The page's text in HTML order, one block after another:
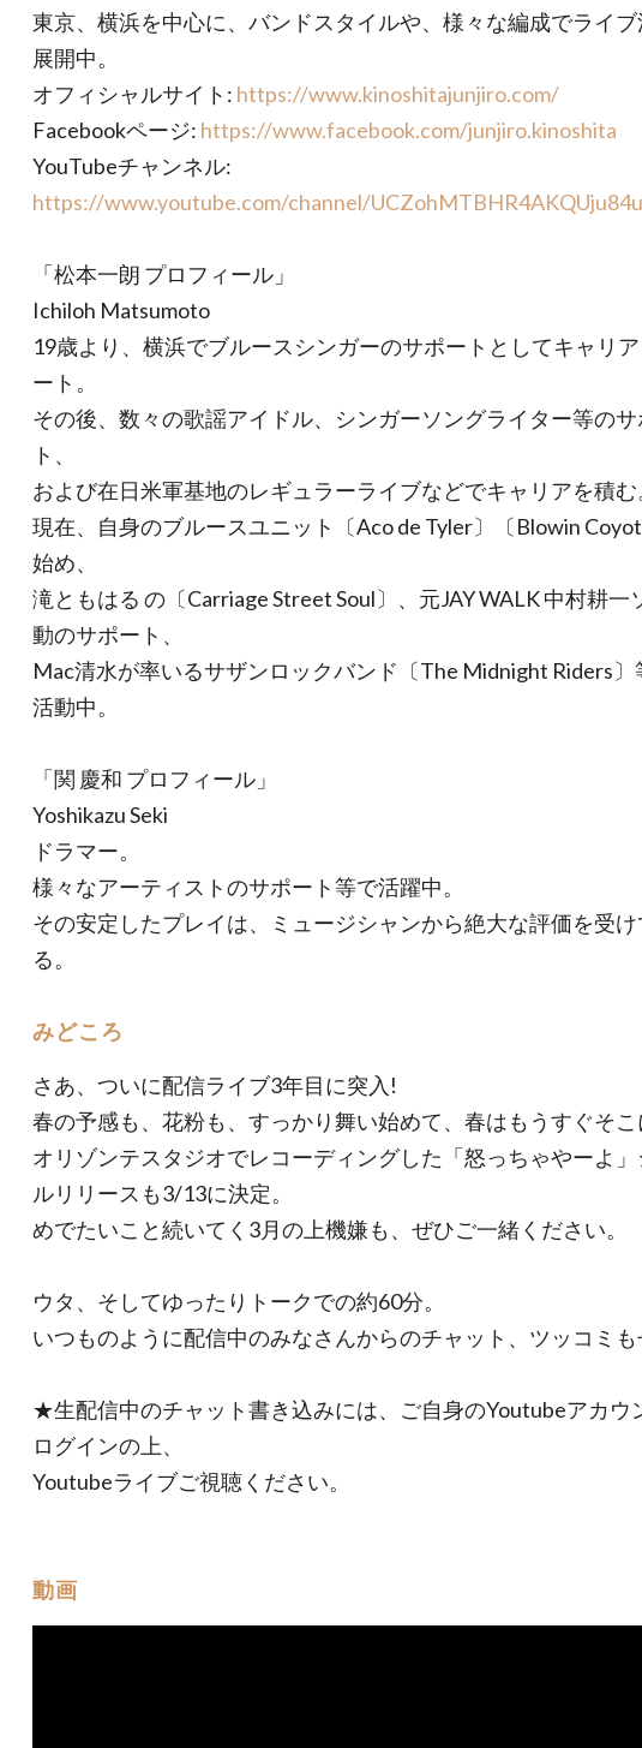
東京、横浜を中心に、バンドスタイルや、様々な編成でライブ
展開中。
オフィシャルサイト: https://www.kinoshitajunjiro.com/
Facebookページ: https://www.facebook.com/junjiro.kinoshita
YouTubeチャンネル:
https://www.youtube.com/channel/
「松本一朗 プロフィール」
Ichiloh Matsumoto
19歳より、横浜でブルースシンガーのサポートとしてキャリ
ート。
その後、数々の歌謡アイドル、シンガーソングライター等のサ
ト、
および在日米軍基地のレギュラーライブなどでキャリアを積む
現在、自身のブルースユニット〔Aco de Tyler〕〔Blowin
始め、
滝ともはる の〔Carriage Street Soul〕、元JAY WALK 中村耕一
動のサポート、
Mac清水が率いるサザンロックバンド〔The Midnight Riders〕
活動中。
「関 慶和 プロフィール」
Yoshikazu Seki
ドラマー。
様々なアーティストのサポート等で活躍中。
その安定したプレイは、ミュージシャンから絶大な評価を受け
る。
みどころ
さあ、ついに配信ライブ3年目に突入!
春の予感も、花粉も、すっかり舞い始めて、春はもうすぐそこ
オリゾンテスタジオでレコーディングした「怒っちゃやーよ
ルリリースも3/13に決定。
めでたいこと続いてく3月の上機嫌も、ぜひご一緒ください。
ウタ、そしてゆったりトークでの約60分。
いつものように配信中のみなさんからのチャット、ツッコミも
★生配信中のチャット書き込みには、ご自身のYoutubeアカウ
ログインの上、
Youtubeライブご視聴ください。
動画